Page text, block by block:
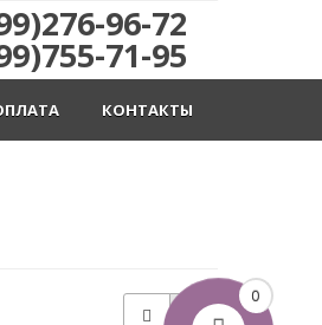
0
96-72
71-95
КОНТАКТЫ